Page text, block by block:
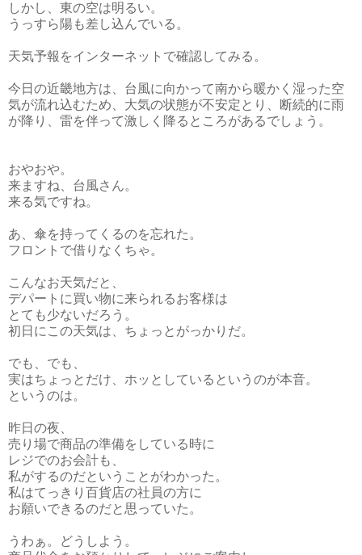
しかし、東の空は明るい。
うっすら陽も差し込んでいる。
天気予報をインターネットで確認してみる。
今日の近畿地方は、台風に向かって南から暖かく湿った空
気が流れ込むため、大気の状態が不安定とり、断続的に雨
が降り、雷を伴って激しく降るところがあるでしょう。
おやおや。
来ますね、台風さん。
来る気ですね。
あ、傘を持ってくるのを忘れた。
フロントで借りなくちゃ。
こんなお天気だと、
デパートに買い物に来られるお客様は
とても少ないだろう。
初日にこの天気は、ちょっとがっかりだ。
でも、でも、
実はちょっとだけ、ホッとしているというのが本音。
というのは。
昨日の夜、
売り場で商品の準備をしている時に
レジでのお会計も、
私がするのだということがわかった。
私はてっきり百貨店の社員の方に
お願いできるのだと思っていた。
うわぁ。どうしよう。